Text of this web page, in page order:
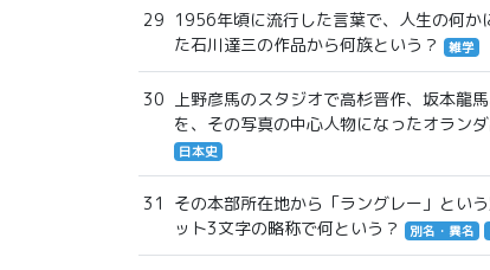
29 1956年頃に流行した言葉で、人生の何か
た石川達三の作品から何族という？
雑学
30
上野彦馬のスタジオで高杉晋作、坂本龍
を、その写真の中心人物になったオラン
日本史
31
その本部所在地から「ラングレー」とい
ット3文字の略称で何という？
別名・異名